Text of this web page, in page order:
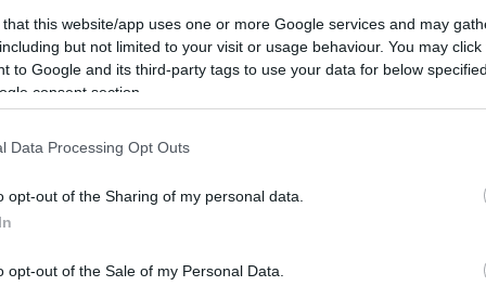
that this website/app uses one or more Google services and may
but not limited to your visit or usage behaviour. You may
to Google and its third-party tags to use your data for below
consent section.
Data Processing Opt Outs
opt-out of the Sharing of my personal data.
opt-out of the Sale of my Personal Data.
el28 de agosto de 2026, con enmiendas
de 2026y 6 de mayo de 2026. Según la SEC, la
la Ley de Compañías de Inversión de 1940,